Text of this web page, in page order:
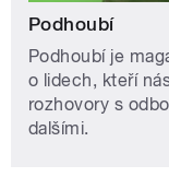
Podhoubí
Podhoubí je
o lidech, kteří
rozhovory s
dalšími.